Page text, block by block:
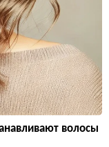
волосы